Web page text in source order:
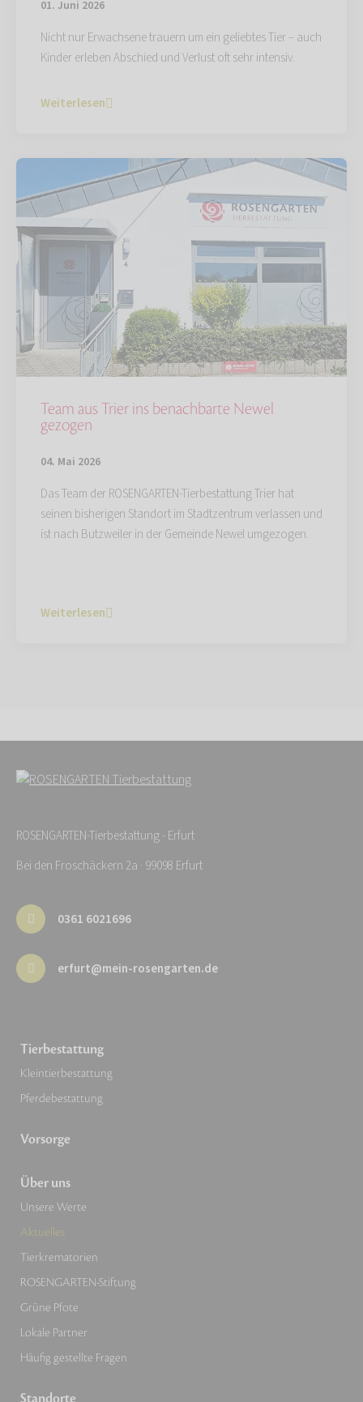
01. Juni 2026
Nicht nur Erwachsene trauern um ein geliebtes Tier – auch
Kinder erleben Abschied und Verlust oft sehr intensiv.
Weiterlesen
Team aus Trier ins benachbarte Newel
gezogen
04. Mai 2026
Das Team der ROSENGARTEN-Tierbestattung Trier hat
seinen bisherigen Standort im Stadtzentrum verlassen und
ist nach Butzweiler in der Gemeinde Newel umgezogen.
Weiterlesen
ROSENGARTEN-Tierbestattung - Erfurt
Bei den Froschäckern 2a · 99098 Erfurt
0361 6021696
erfurt@mein-rosengarten.de
Tierbestattung
Kleintierbestattung
Pferdebestattung
Vorsorge
Über uns
Unsere Werte
Aktuelles
Tierkrematorien
ROSENGARTEN-Stiftung
Grüne Pfote
Lokale Partner
Häufig gestellte Fragen